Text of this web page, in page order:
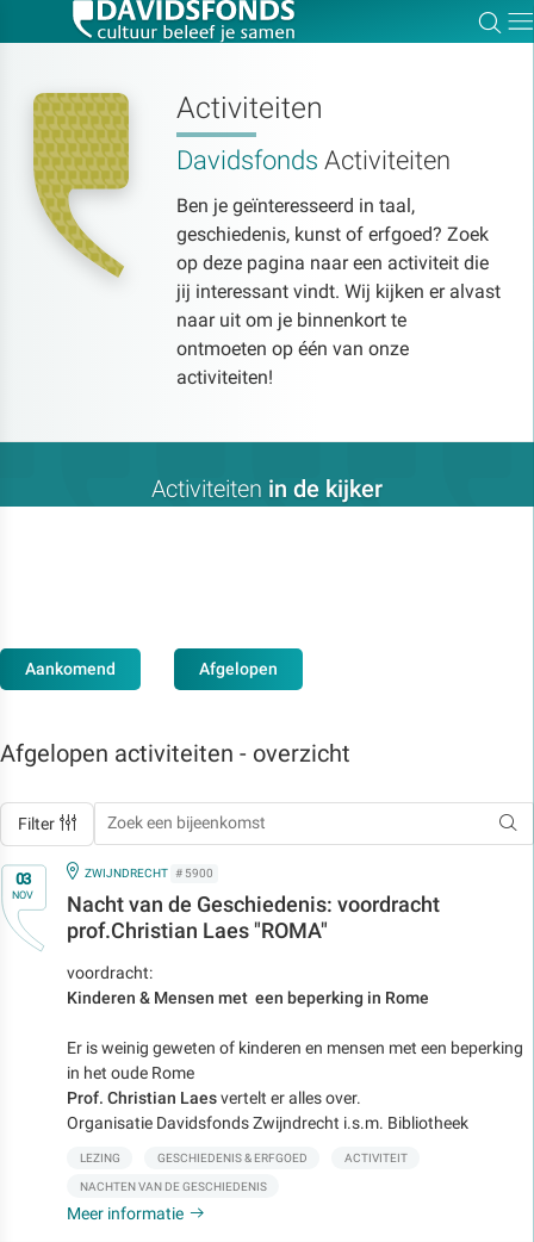
Activiteiten
Davidsfonds Activiteiten
Ben je geïnteresseerd in taal,
geschiedenis, kunst of erfgoed? Zoek
op deze pagina naar een activiteit die
jij interessant vindt. Wij kijken er alvast
naar uit om je binnenkort te
ontmoeten op één van onze
activiteiten!
Activiteiten in de kijker
Aankomend Afgelopen
Afgelopen activiteiten - overzicht
Filter
Op03
NOV
IN
ZWIJNDRECHT # 5900
Nacht van de Geschiedenis: voordracht
prof.Christian Laes "ROMA"
voordracht:
Kinderen & Mensen met een beperking in Rome
Er is weinig geweten of kinderen en mensen met een beperking
in het oude Rome
Prof. Christian Laesvertelt er alles over.
Organisatie Davidsfonds Zwijndrecht i.s.m. Bibliotheek
LEZING GESCHIEDENIS & ERFGOED ACTIVITEIT
NACHTEN VAN DE GESCHIEDENIS
Meer informatie
Zoek:
Zoeken